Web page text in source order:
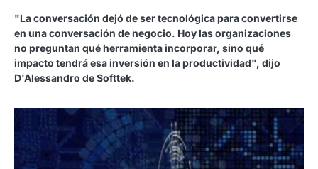
"La conversación dejó de ser tecnológica para convertirse
en una conversación de negocio. Hoy las organizaciones
no preguntan qué herramienta incorporar, sino qué
impacto tendrá esa inversión en la productividad", dijo
D'Alessandro de Softtek.